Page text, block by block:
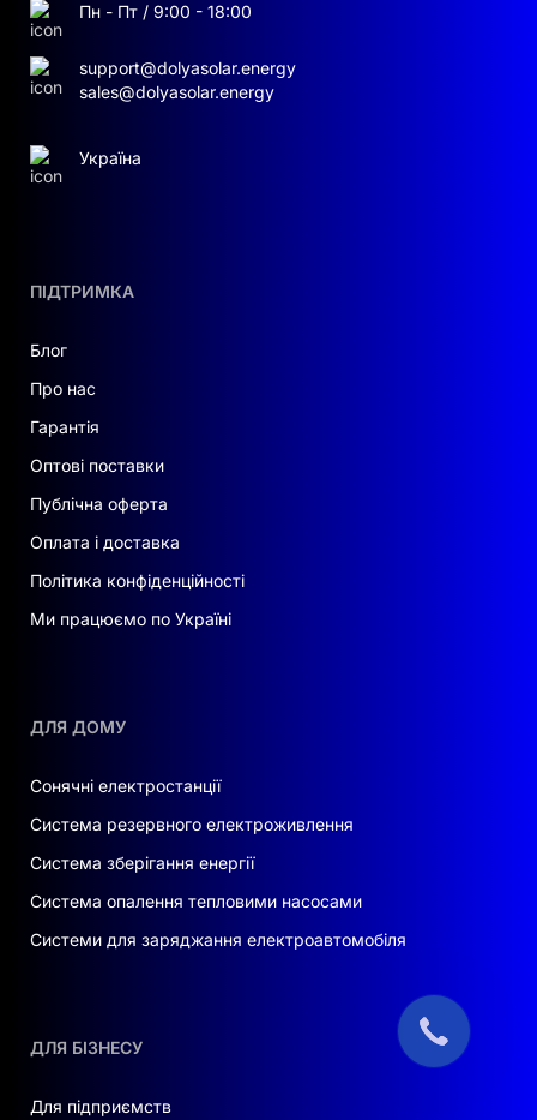
ПІДТРИМКА
Блог
Про нас
Гарантія
Оптові поставки
Публічна оферта
Оплата і доставка
Політика конфіденційності
Ми працюємо по Україні
ДЛЯ ДОМУ
Сонячні електростанції
Система резервного електроживлення
Система зберігання енергії
Система опалення тепловими насосами
Системи для заряджання електроавтомобіля
ДЛЯ БІЗНЕСУ
Для підприємств
Пн - Пт / 9:00 - 18:00
support@dolyasolar.energy
sales@dolyasolar.energy
Україна